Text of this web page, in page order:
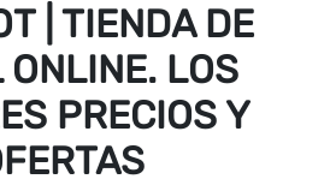
| TIENDA DE
ONLINE. LOS
PRECIOS Y